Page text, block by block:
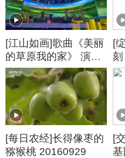
[江山如画]歌曲《美丽
的草原我的家》 演
唱：阿云嘎
[
刻
[每日农经]长得像枣的
猕猴桃 20160929
[
基